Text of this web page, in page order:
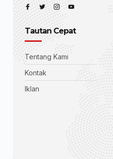
Tautan Cepat
Tentang Kami
Kontak
Iklan